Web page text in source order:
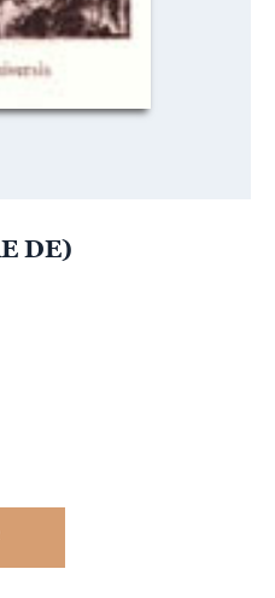
DE)